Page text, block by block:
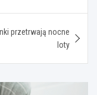
przetrwają nocne
loty